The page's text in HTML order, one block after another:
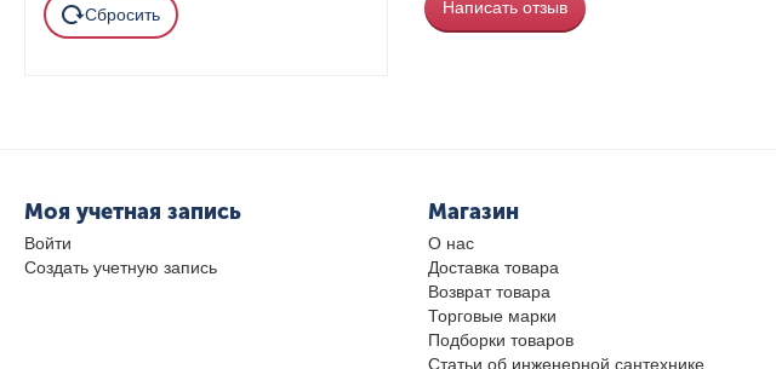
Написать отзыв
Сбросить
Моя учетная запись
Войти
Создать учетную запись
Магазин
О нас
Доставка товара
Возврат товара
Торговые марки
Подборки товаров
Статьи об инженерной сантехнике